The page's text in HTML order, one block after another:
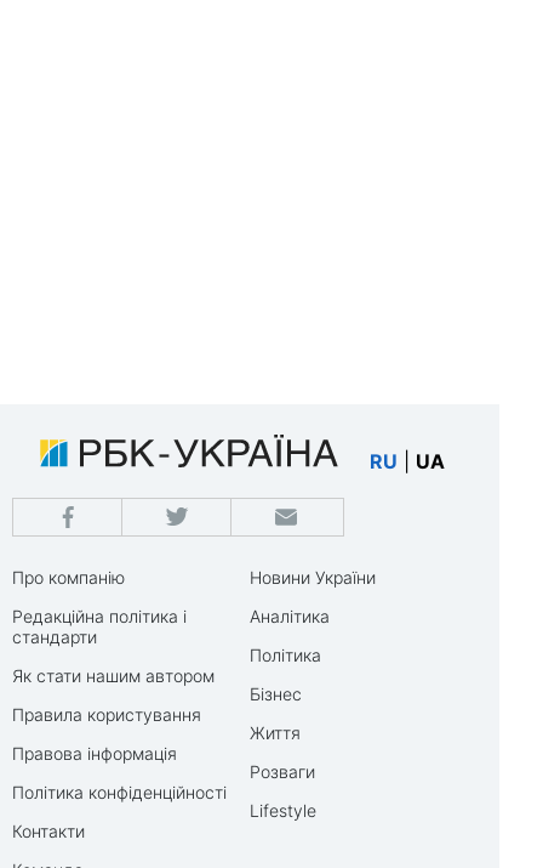
RU UA
Про компанію
Редакційна політика і
стандарти
Як стати нашим автором
Правила користування
Правова інформація
Політика конфіденційності
Контакти
Новини України
Аналітика
Політика
Бізнес
Життя
Розваги
Lifestyle